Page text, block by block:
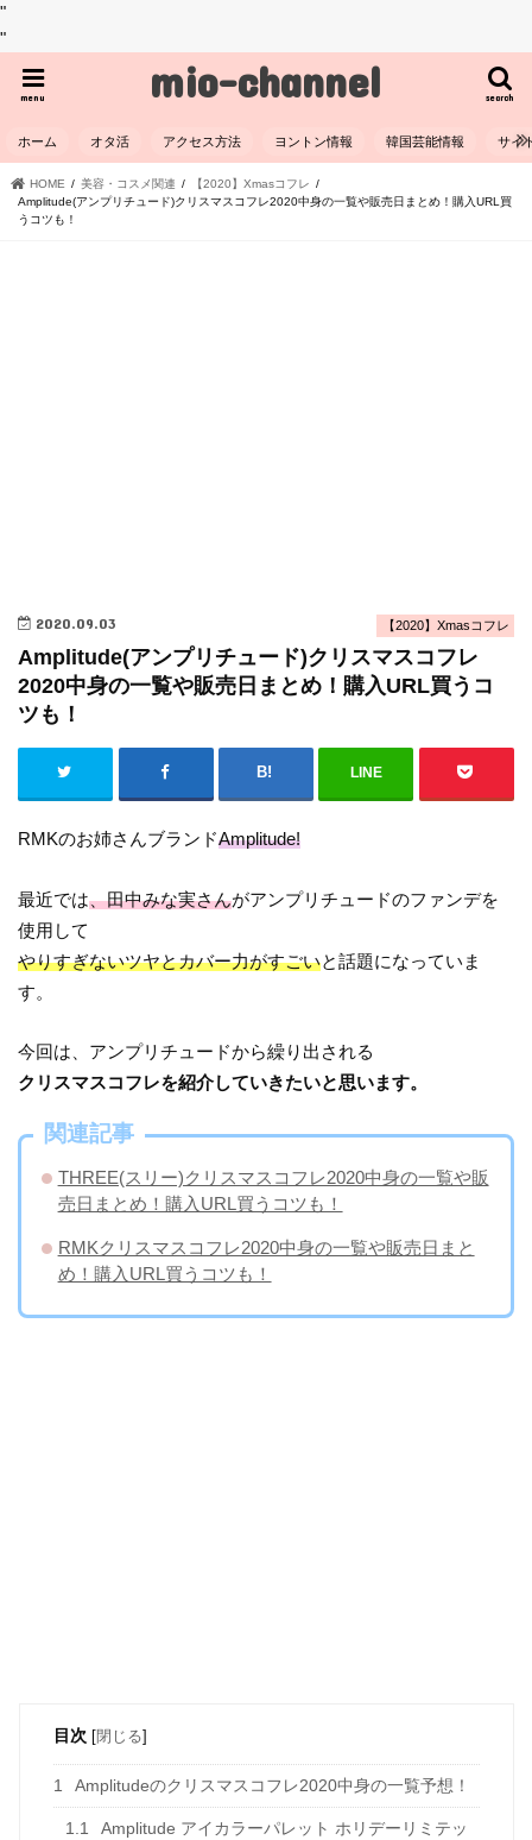
"
"
mio-channel search
menu
ホーム オタ活 アクセス方法 ヨントン情報 韓国芸能情報 サイ
HOME 美容・コスメ関連
【2020】Xmasコフレ
Amplitude(アンプリチュード)クリスマスコフレ2020中身の一覧や販売日まとめ！購入URL買
うコツも！
【2020】Xmasコフレ
2020.09.03
Amplitude(アンプリチュード)クリスマスコフレ
2020中身の一覧や販売日まとめ！購入URL買うコ
ツも！
LINE
RMKのお姉さんブランドAmplitude!
最近では、田中みな実さんがアンプリチュードのファンデを
使用して
やりすぎないツヤとカバー力がすごいと話題になっていま
す。
今回は、アンプリチュードから繰り出される
クリスマスコフレを紹介していきたいと思います。
関連記事
THREE(スリー)クリスマスコフレ2020中身の一覧や販
売日まとめ！購入URL買うコツも！
RMKクリスマスコフレ2020中身の一覧や販売日まと
め！購入URL買うコツも！
目次 [閉じる]
1 Amplitudeのクリスマスコフレ2020中身の一覧予想！
1.1
Amplitude アイカラーパレット ホリデーリミテッ